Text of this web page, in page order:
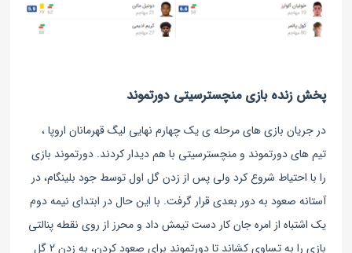
پخش زنده بازی منچسترسیتی دورتموند
در جریان بازی های مرحله ی یک چهارم نهایی لیگ قهرمانان اروپا ،
تیم های دورتموند و منچسترسیتی با هم دیدار کردند.دورتموند بازی
را با احتیاط شروع کرد ولی پس از زدن گل اول توسط جود بلینگام، در
آستانه صعود به دور بعدی قرار گرفت. با این حال در ابتدای نیمه دوم
یک اشتباه از امره جان کار دست تیمش داد و محرز از روی نقطه پنالتی
بازی را به تساوی کشاند تا دورتموند برای صعود کردن، به زدن ۲ گل